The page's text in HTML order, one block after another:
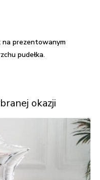
prezentowanym
pudełka.
okazji